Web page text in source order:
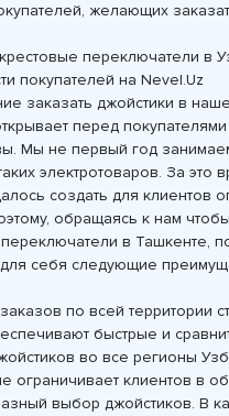
желающих
переключатели в
покупателей на Nevel.Uz
заказать джойстики в
перед
Мы не первый год
электротоваров. За это
создать для клиентов
обращаясь к нам
в Ташкенте,
себя следующие
по всей территории
быстрые и
во все регионы
ограничивает клиентов в
выбор джойстиков. В